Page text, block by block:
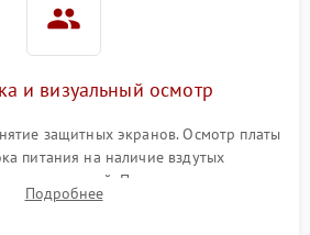
1000 ₽ Подробнее →
1000 ₽
и визуальный осмотр
защитных экранов. Осмотр платы
питания на наличие вздутых
окислений. Проверка надежности
шлейфов матрицы.
Подробнее